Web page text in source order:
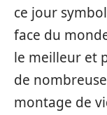
ce jour
face du
le meilleur et
de
montage de